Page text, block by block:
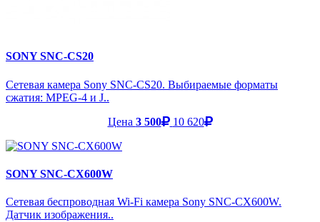
SONY SNC-CS20
Сетевая камера Sony SNC-CS20. Выбираемые форматы
сжатия: MPEG-4 и J..
Цена 3 500 10 620
SONY SNC-CX600W
Сетевая беспроводная Wi-Fi камера Sony SNC-CX600W.
Датчик изображения..